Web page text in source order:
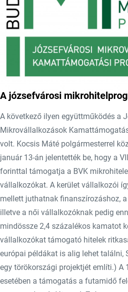
A józsefvárosi
A következő ilyen együttműködés a
Mikrovállalkozások
volt. Kocsis Máté polgármesterrel
január 13-án jelentették be, hogy a
forinttal támogatja a BVK
vállalkozókat. A kerület vállalkozói
mellett juthatnak finanszírozáshoz,
illetve a női vállalkozóknak pedig
mindössze 2,4 százalékos kamatot
vállalkozókat támogató hitelek
európai példákat is alig lehet találni,
egy törökországi projektjét említi.) A
esetében a támogatás a futamidő